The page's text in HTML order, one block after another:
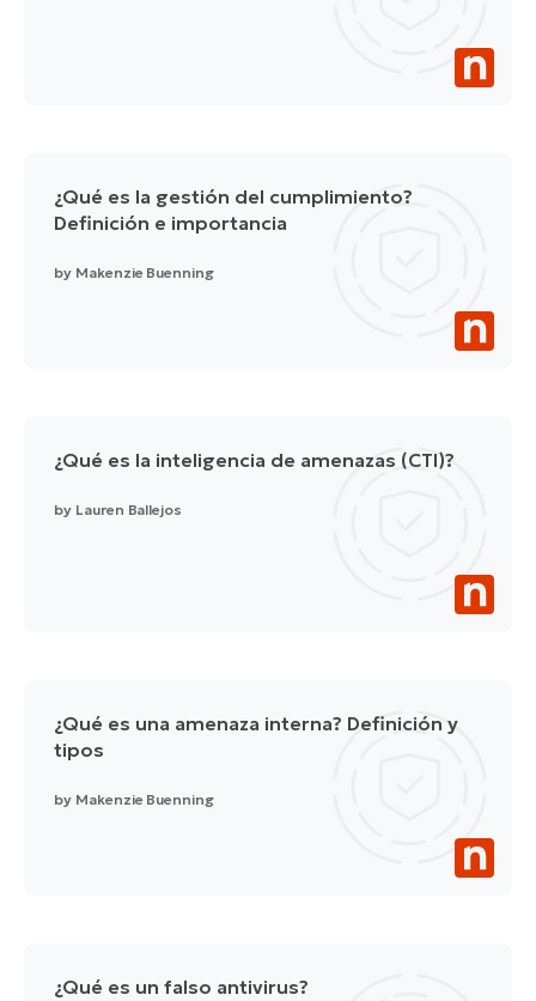
¿Qué es la gestión del cumplimiento?
Definición e importancia
by Makenzie Buenning
¿Qué es la inteligencia de amenazas (CTI)?
by Lauren Ballejos
¿Qué es una amenaza interna? Definición y
tipos
by Makenzie Buenning
¿Qué es un falso antivirus?